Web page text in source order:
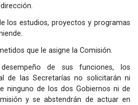
los estudios, proyectos y programas
que le asigne la Comisión.
de sus funciones, los
de las Secretarías no solicitarán ni
ninguno de los dos Gobiernos ni de
y se abstendrán de actuar en